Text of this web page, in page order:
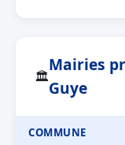
🏛
Mairies
Guye
COMMUNE